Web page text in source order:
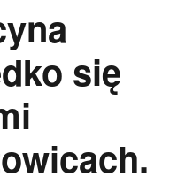
się